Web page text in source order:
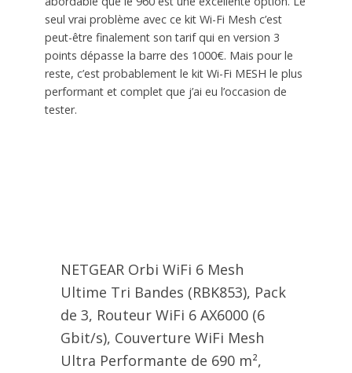
seul vrai problème avec ce kit Wi-Fi Mesh c’est
peut-être finalement son tarif qui en version 3
points dépasse la barre des 1000€. Mais pour le
reste, c’est probablement le kit Wi-Fi MESH le plus
performant et complet que j’ai eu l’occasion de
tester.
NETGEAR Orbi WiFi 6 Mesh
Ultime Tri Bandes (RBK853), Pack
de 3, Routeur WiFi 6 AX6000 (6
Gbit/s), Couverture WiFi Mesh
Ultra Performante de 690 m²,